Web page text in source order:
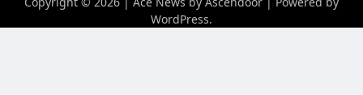
WordPress.